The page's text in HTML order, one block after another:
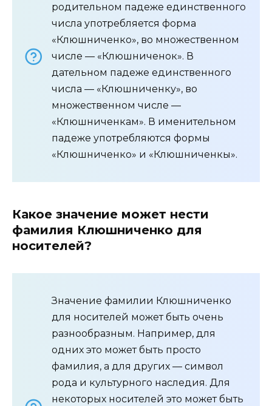
родительном падеже единственного
числа употребляется форма
«Клюшниченко», во множественном
числе — «Клюшниченок». В
дательном падеже единственного
числа — «Клюшниченку», во
множественном числе —
«Клюшниченкам». В именительном
падеже употребляются формы
«Клюшниченко» и «Клюшниченкы».
Какое значение может нести
фамилия Клюшниченко для
носителей?
Значение фамилии Клюшниченко
для носителей может быть очень
разнообразным. Например, для
одних это может быть просто
фамилия, а для других — символ
рода и культурного наследия. Для
некоторых носителей это может быть